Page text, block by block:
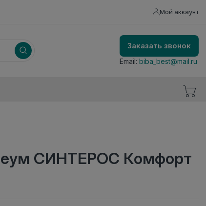
Мой аккаунт
Заказать звонок
Email: biba_best@mail.ru
СИНТЕРОС Комфорт